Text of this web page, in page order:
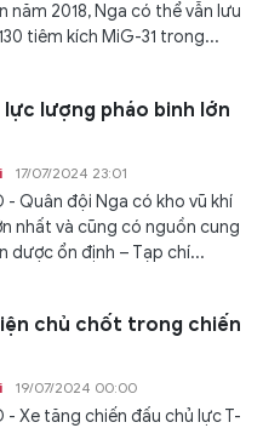
năm 2018, Nga có thể vẫn lưu
tiêm kích MiG-31 trong...
lượng pháo binh lớn
17/07/2024 23:01
- Quân đội Nga có kho vũ khí
nhất và cũng có nguồn cung
dược ổn định – Tạp chí...
chủ chốt trong chiến
19/07/2024 00:00
- Xe tăng chiến đấu chủ lực T-